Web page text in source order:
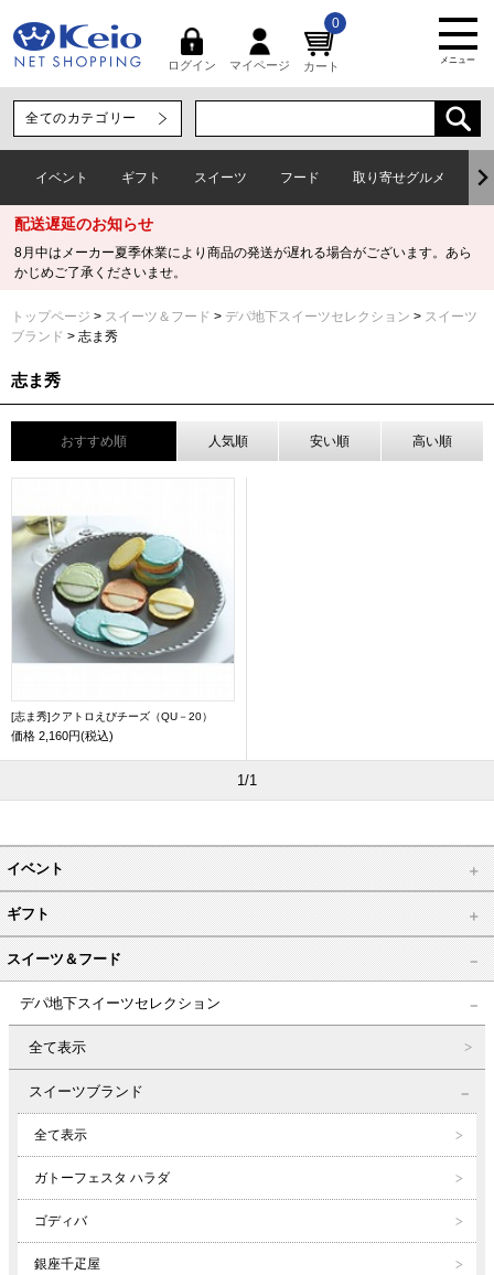
ログイン マイページ カート
0
メニュー
イベント ギフト スイーツ フード 取り寄せグルメ
配送遅延のお知らせ
8月中はメーカー夏季休業により商品の発送が遅れる場合がございます。あら
かじめご了承くださいませ。
トップページ スイーツ＆フード デパ地下スイーツセレクション
スイーツ
ブランド
志ま秀
志ま秀
おすすめ順 人気順 安い順 高い順
[志ま秀]クアトロえびチーズ（QU－20）
価格 2,160円(税込)
1/1
イベント
ギフト
スイーツ＆フード
デパ地下スイーツセレクション
全て表示
スイーツブランド
全て表示
ガトーフェスタ ハラダ
ゴディバ
銀座千疋屋